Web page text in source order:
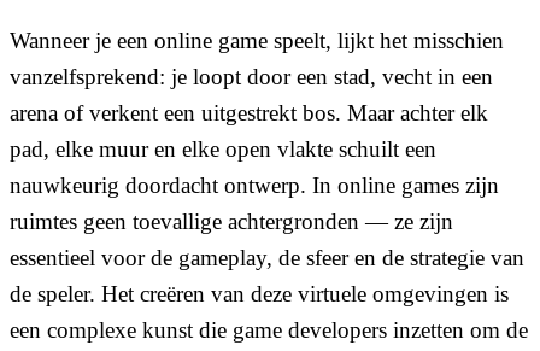
Wanneer je een online game speelt, lijkt het misschien
vanzelfsprekend: je loopt door een stad, vecht in een
arena of verkent een uitgestrekt bos. Maar achter elk
pad, elke muur en elke open vlakte schuilt een
nauwkeurig doordacht ontwerp. In online games zijn
ruimtes geen toevallige achtergronden — ze zijn
essentieel voor de gameplay, de sfeer en de strategie van
de speler. Het creëren van deze virtuele omgevingen is
een complexe kunst die game developers inzetten om de